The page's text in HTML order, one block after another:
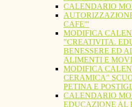
CALENDARIO
CAFE'"
MODIFICA
"CREATIVITA.
BENESSERE ED
ALIMENTI E
MODIFICA
CERAMICA"
PETINA E
CALENDARIO
EDUCAZIONE AL